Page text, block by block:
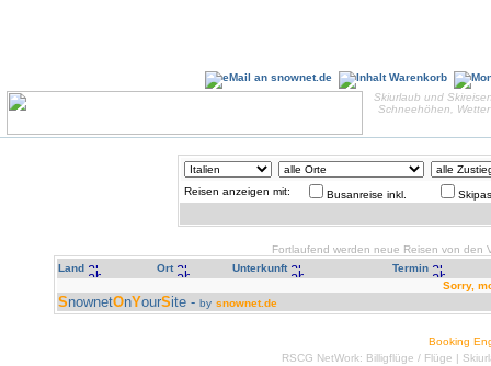
Skiurlaub und
Schneehöhen,
Reisen anzeigen mit: Busanreise inkl.
Fortlaufend werden neue Reisen von den
Land
Ort Unterkunft
Termin
Sorry,
SnownetOnYourSite - by snownet.de
Booking
RSCG NetWork: Billigflüge / Flüge |